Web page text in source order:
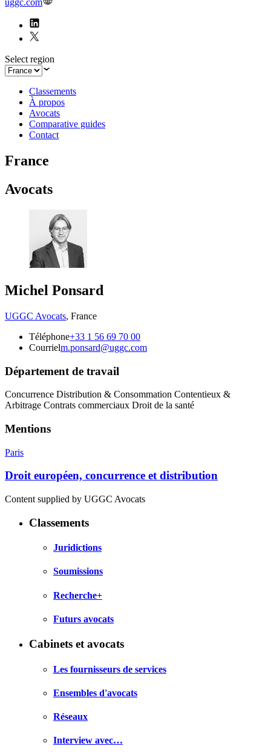
uggc.com
Select region
Classements
À propos
Avocats
Comparative guides
Contact
France
Avocats
Michel Ponsard
UGGC Avocats, France
Téléphone+33 1 56 69 70 00
Courrielm.ponsard@uggc.com
Département de travail
Concurrence Distribution & Consommation Contentieux &
Arbitrage Contrats commerciaux Droit de la santé
Mentions
Paris
Droit européen, concurrence et distribution
Content supplied by UGGC Avocats
Classements
Juridictions
Soumissions
Recherche+
Futurs avocats
Cabinets et avocats
Les fournisseurs de services
Ensembles d'avocats
Réseaux
Interview avec…